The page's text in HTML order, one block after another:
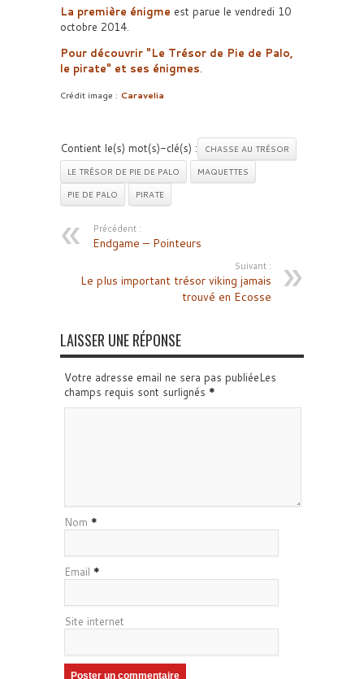
La première énigme est parue le vendredi 10
octobre 2014.
Pour découvrir
Le Trésor de Pie de Palo,
le pirate
et ses énigmes.
Crédit image : Caravelia
Contient le(s) mot(s)-clé(s) :
CHASSE AU TRÉSOR
LE TRÉSOR DE PIE DE PALO
MAQUETTES
PIE DE PALO
PIRATE
Précédent :
Endgame – Pointeurs
Suivant :
Le plus important trésor viking jamais
trouvé en Ecosse
LAISSER UNE RÉPONSE
Votre adresse email ne sera pas publiéeLes
champs requis sont surlignés *
Nom *
Email *
Site internet